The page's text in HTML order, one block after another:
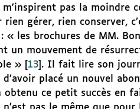
pas la moindre
gérer, rien conserver,
les brochures de MM.
un mouvement de
»[ 13] . Il fait lire son
placé un nouvel
obtenu ce petit succès en